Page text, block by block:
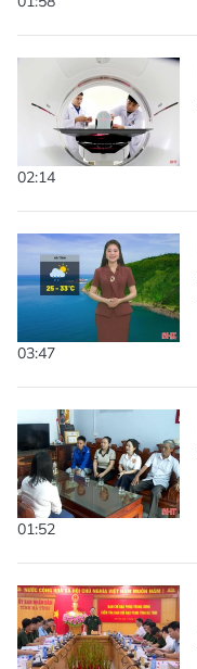
02:14
03:47
01:52